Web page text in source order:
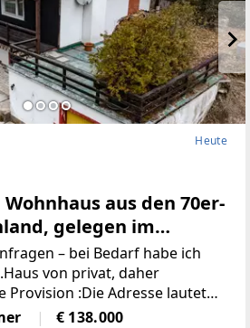
Heute
aus den 70er-
gelegen im
– bei Bedarf habe ich
von privat, daher
Provision :Die Adresse lautet
43“. Achtung : in
€ 138.000